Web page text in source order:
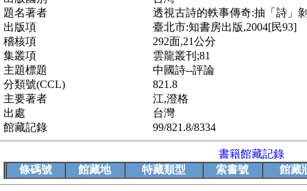
題名著者
透視古詩的軼事傳奇:抽「詩」
出版項
臺北市:知書房出版,2004[民93]
稽核項
292面,21公分
集叢項
雲龍叢刊;81
主題標題
中國詩--評論
分類號(CCL)
821.8
主要著者
江,澄格
出處
台灣
館藏記錄
99/821.8/8334
書籍館藏記錄
條碼號
館藏地 特藏類型 索書號 館藏